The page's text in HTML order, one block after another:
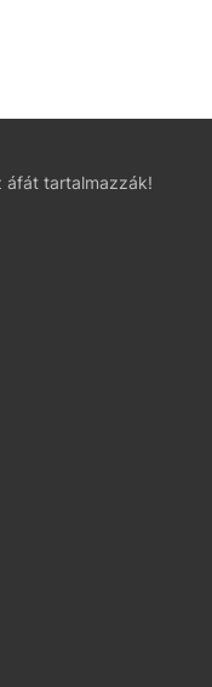
áfát tartalmazzák!